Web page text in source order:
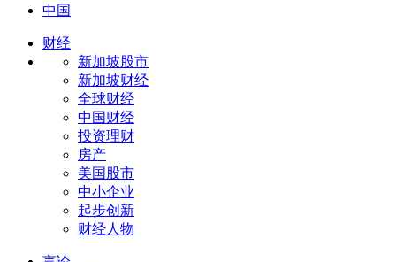
中国
财经
新加坡股市
新加坡财经
全球财经
中国财经
投资理财
房产
美国股市
中小企业
起步创新
财经人物